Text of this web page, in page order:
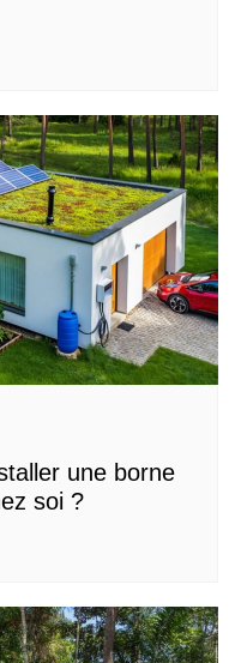
une borne
soi ?